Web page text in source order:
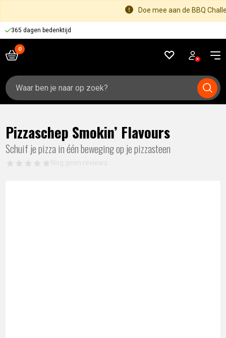
Doe mee aan de BBQ
365 dagen bedenktijd
Zoeken
naar:
Pizzaschep Smokin’ Flavours
Schuif je pizza in één beweging op je pizzasteen